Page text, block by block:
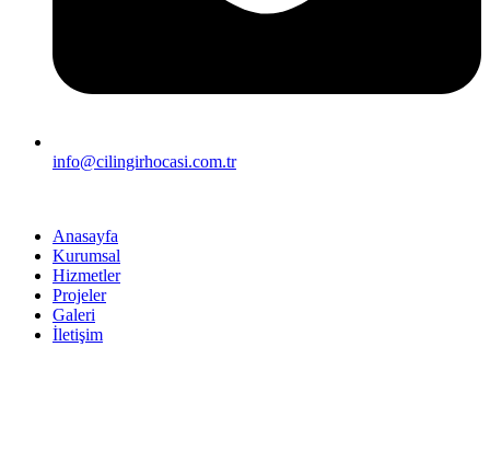
info@cilingirhocasi.com.tr
Anasayfa
Kurumsal
Hizmetler
Projeler
Galeri
İletişim